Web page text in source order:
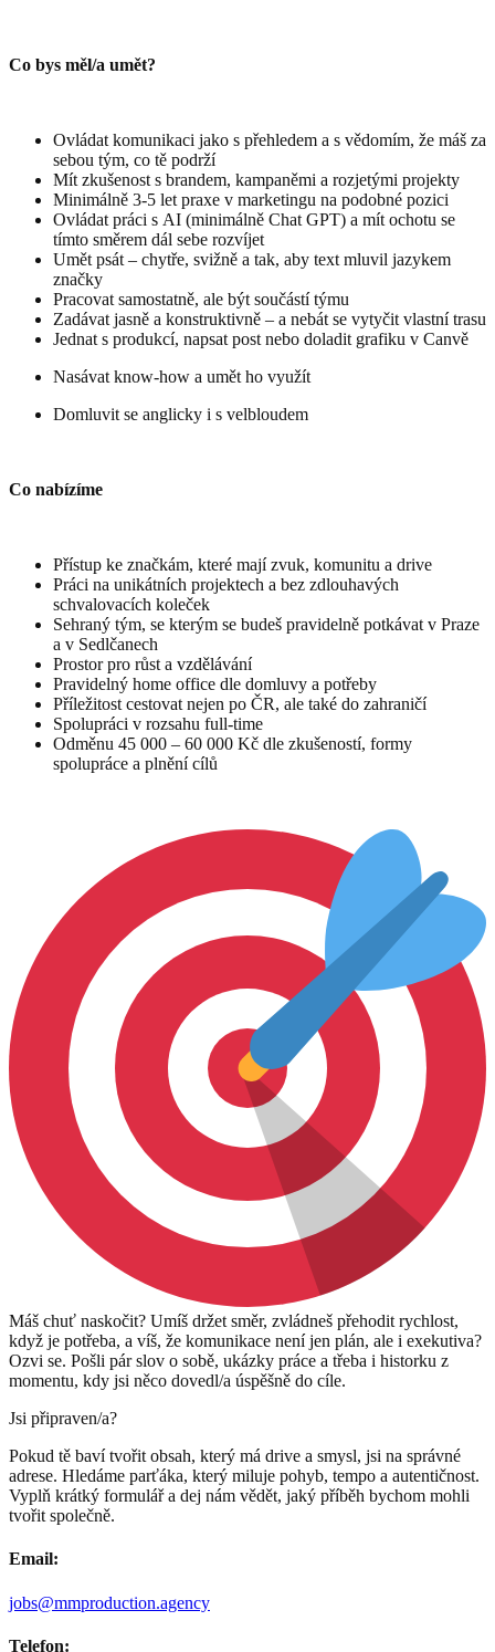
Co bys měl/a umět?
Ovládat komunikaci jako s přehledem a s vědomím, že máš za
sebou tým, co tě podrží
Mít zkušenost s brandem, kampaněmi a rozjetými projekty
Minimálně 3-5 let praxe v marketingu na podobné pozici
Ovládat práci s AI (minimálně Chat GPT) a mít ochotu se
tímto směrem dál sebe rozvíjet
Umět psát – chytře, svižně a tak, aby text mluvil jazykem
značky
Pracovat samostatně, ale být součástí týmu
Zadávat jasně a konstruktivně – a nebát se vytyčit vlastní trasu
Jednat s produkcí, napsat post nebo doladit grafiku v Canvě
Nasávat know-how a umět ho využít
Domluvit se anglicky i s velbloudem
Co nabízíme
Přístup ke značkám, které mají zvuk, komunitu a drive
Práci na unikátních projektech a bez zdlouhavých
schvalovacích koleček
Sehraný tým, se kterým se budeš pravidelně potkávat v Praze
a v Sedlčanech
Prostor pro růst a vzdělávání
Pravidelný home office dle domluvy a potřeby
Příležitost cestovat nejen po ČR, ale také do zahraničí
Spolupráci v rozsahu full-time
Odměnu 45 000 – 60 000 Kč dle zkušeností, formy
spolupráce a plnění cílů
Máš chuť naskočit? Umíš držet směr, zvládneš přehodit rychlost,
když je potřeba, a víš, že komunikace není jen plán, ale i exekutiva?
Ozvi se. Pošli pár slov o sobě, ukázky práce a třeba i historku z
momentu, kdy jsi něco dovedl/a úspěšně do cíle.
Jsi připraven/a?
Pokud tě baví tvořit obsah, který má drive a smysl, jsi na správné
adrese. Hledáme parťáka, který miluje pohyb, tempo a autentičnost.
Vyplň krátký formulář a dej nám vědět, jaký příběh bychom mohli
tvořit společně.
Email:
jobs@mmproduction.agency
Telefon: